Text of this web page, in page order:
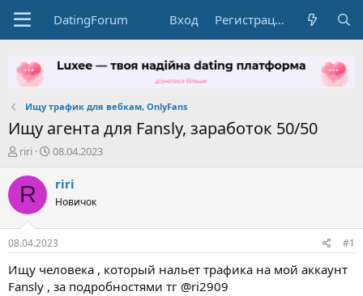
DatingForum Вход Регистрация
Ищу трафик для вебкам, OnlyFans
Ищу агента для Fansly, заработок 50/50
А
т
о
р
е
ы
riri
Д
т
н
ч
л
а
08.04.2023
R riri
Новичок
08.04.2023 #1
Ищу человека , который нальет трафика на мой аккаунт
Fansly , за подробностями тг @ri2909